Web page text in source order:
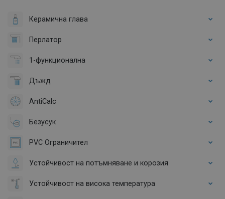
Керамична глава
Перлатор
1-функционална
Дъжд
AntiCalc
Безусук
PVC Ограничител
Устойчивост на потъмняване и корозия
Устойчивост на висока температура